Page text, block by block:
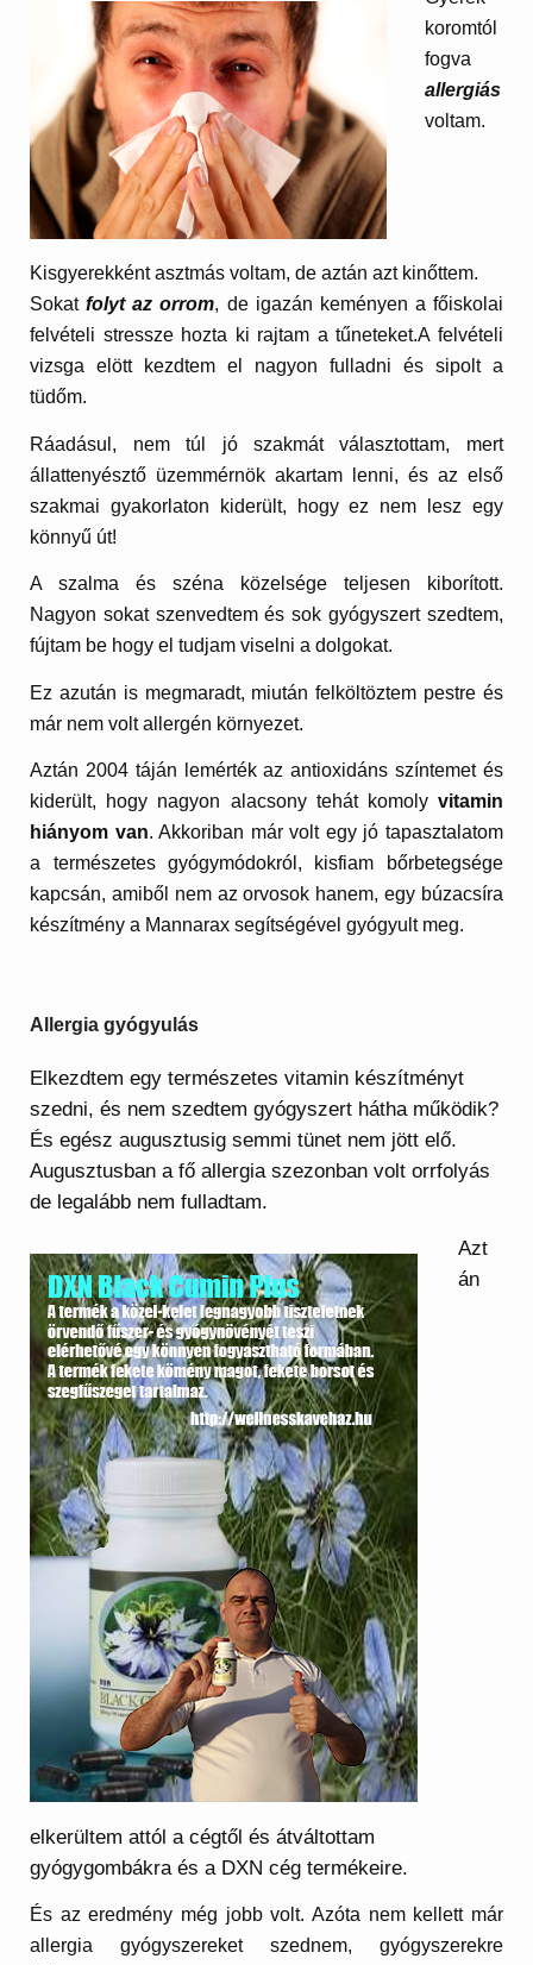
koromtól
fogva
allergiás
voltam.
Kisgyerekként asztmás voltam, de aztán azt kinőttem.
Sokatfolyt az orrom, de igazán keményen a főiskolai
felvételi stressze hozta ki rajtam a tűneteket.A felvételi
vizsga elött kezdtem el nagyon fulladni és sipolt a
tüdőm.
Ráadásul, nem túl jó szakmát választottam, mert
állattenyésztő üzemmérnök akartam lenni, és az első
szakmai gyakorlaton kiderült, hogy ez nem lesz egy
könnyű út!
A szalma és széna közelsége teljesen kiborított.
Nagyon sokat szenvedtem és sok gyógyszert szedtem,
fújtam be hogy el tudjam viselni a dolgokat.
Ez azután is megmaradt, miután felköltöztem pestre és
már nem volt allergén környezet.
Aztán 2004 táján lemérték az antioxidáns színtemet és
kiderült, hogy nagyon alacsony tehát komoly vitamin
hiányom van. Akkoriban már volt egy jó tapasztalatom
a természetes gyógymódokról, kisfiam bőrbetegsége
kapcsán, amiből nem az orvosok hanem, egy búzacsíra
készítmény a Mannarax segítségével gyógyult meg.
Allergia gyógyulás
Elkezdtem egy természetes vitamin készítményt
szedni, és nem szedtem gyógyszert hátha működik?
És egész augusztusig semmi tünet nem jött elő.
Augusztusban a fő allergia szezonban volt orrfolyás
de legalább nem fulladtam.
Azt
án
elkerültem attól a cégtől és átváltottam
gyógygombákra és a DXN cég termékeire.
És az eredmény még jobb volt. Azóta nem kellett már
allergia gyógyszereket szednem, gyógyszerekre